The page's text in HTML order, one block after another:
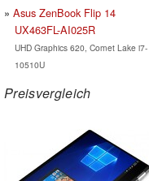
Asus ZenBook Flip 14
UX463FL-AI025R
UHD Graphics 620, Comet Lake i7-
10510U
Preisvergleich